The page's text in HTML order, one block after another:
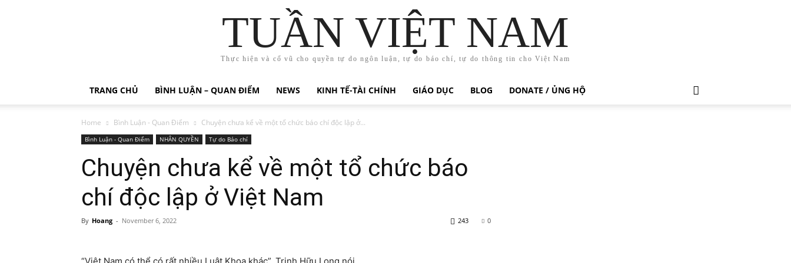
TUẦN VIỆT NAM
Thực hiện và cổ vũ cho quyền tự do ngôn luận, tự do báo chí, tự do thông tin cho Việt Nam
TRANG CHỦ BÌNH LUẬN – QUAN ĐIỂM NEWS KINH TẾ-TÀI CHÍNH GIÁO DỤC BLOG DONATE / ỦNG HỘ
Home Bình Luận - Quan Điểm Chuyện chưa kể về một tổ chức báo chí độc lập ở...
Bình Luận - Quan Điểm NHÂN QUYỀN Tự do Báo chí
Chuyện chưa kể về một tổ chức báo
chí độc lập ở Việt Nam
By Hoang - November 6, 2022 0
243